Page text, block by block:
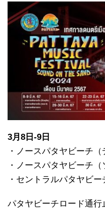
3月8日-9日
・ノースパタヤビーチ（
・ノースパタヤビーチ（
・セントラルパタヤビー
パタヤビーチロード通行